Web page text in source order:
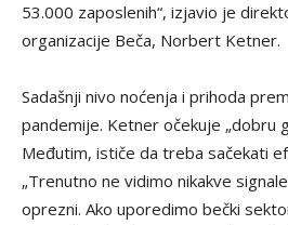
53.000 zaposlenih“, izjavio je
organizacije Beča, Norbert Ketner.
Sadašnji nivo noćenja i prihoda
pandemije. Ketner očekuje „dobru
Međutim, ističe da treba sačekati
„Trenutno ne vidimo nikakve
oprezni. Ako uporedimo bečki